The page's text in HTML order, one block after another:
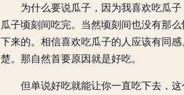
为什么要说瓜子，因为我喜欢吃瓜子
瓜子顷刻间吃完。当然顷刻间也没有那
下来的。相信喜欢吃瓜子的人应该有同
楚。那自然首要原因就是好吃。
但单说好吃就能让你一直吃下去，这